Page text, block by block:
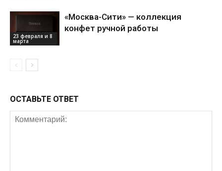
23 февраля и 8
марта
«Москва-Сити» — коллекция
конфет ручной работы
ОСТАВЬТЕ ОТВЕТ